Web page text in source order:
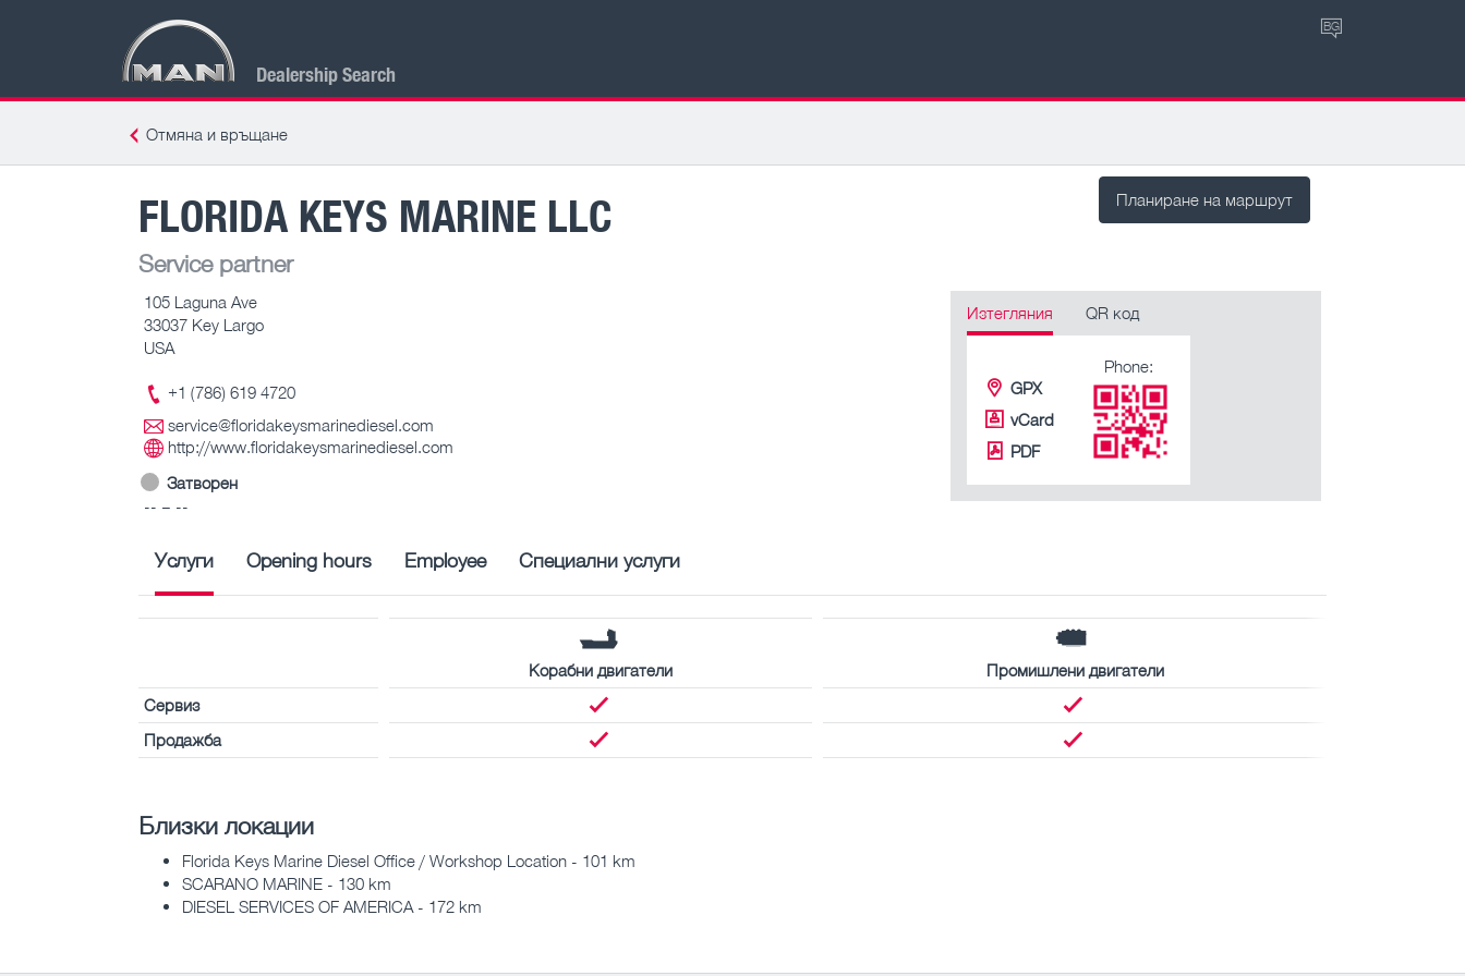
Dealership Search
BG
Отмяна и връщане
Планиране на маршрут
FLORIDA KEYS MARINE LLC
Service partner
105 Laguna Ave
33037 Key Largo
USA
+1 (786) 619 4720
service@floridakeysmarinediesel.com
http://www.floridakeysmarinediesel.com
Затворен
-- – --
Изтегляния QR код
GPX
vCard
PDF
Phone:
Услуги Opening hours Employee Специални услуги
Корабни двигатели
Промишлени двигатели
Сервиз
Продажба
Близки локации
Florida Keys Marine Diesel Office / Workshop Location - 101 km
SCARANO MARINE - 130 km
DIESEL SERVICES OF AMERICA - 172 km